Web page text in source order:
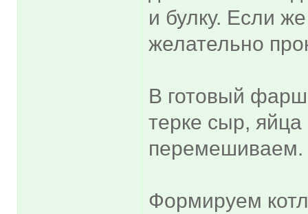
и булку. Если
желательно
В готовый
терке сыр,
перемешиваем.
Формируем